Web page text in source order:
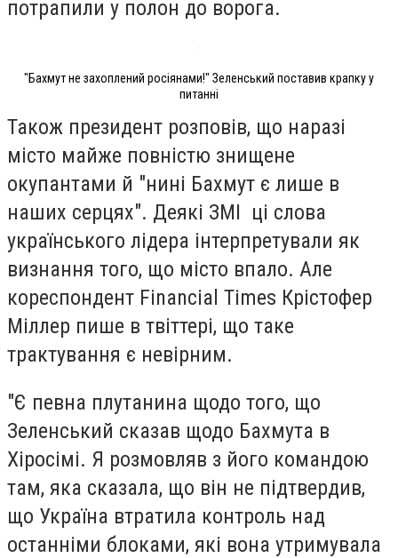
потрапили у полон до ворога.
"Бахмут не захоплений росіянами!" Зеленський поставив крапку у
питанні
Також президент розповів, що наразі
місто майже повністю знищене
окупантами й "нині Бахмут є лише в
наших серцях". Деякі ЗМІ ці слова
українського лідера інтерпретували як
визнання того, що місто впало. Але
кореспондент Financial Times Крістофер
Міллер пише в твіттері, що таке
трактування є невірним.
"Є певна плутанина щодо того, що
Зеленський сказав щодо Бахмута в
Хіросімі. Я розмовляв з його командою
там, яка сказала, що він не підтвердив,
що Україна втратила контроль над
останніми блоками, які вона утримувала